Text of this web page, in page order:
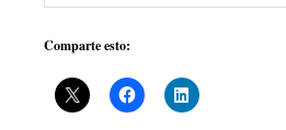
Comparte esto: